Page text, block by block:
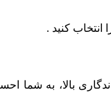
کنید .
بالا، به شما